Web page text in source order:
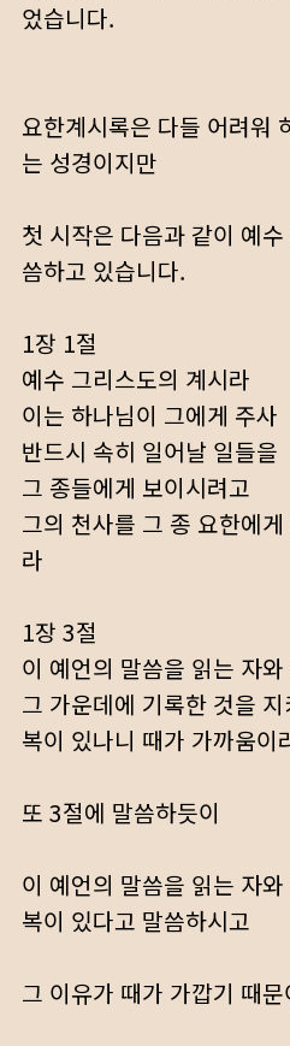
었습니다.
요한계시록은 다들 어려워
는 성경이지만
첫 시작은 다음과 같이 예
씀하고 있습니다.
1장 1절
예수 그리스도의 계시라
이는 하나님이 그에게 주사
반드시 속히 일어날 일들을
그 종들에게 보이시려고
그의 천사를 그 종 요한에
라
1장 3절
이 예언의 말씀을 읽는 자
그 가운데에 기록한 것을
복이 있나니 때가 가까움이
또 3절에 말씀하듯이
이 예언의 말씀을 읽는 자
복이 있다고 말씀하시고
그 이유가 때가 가깝기 때